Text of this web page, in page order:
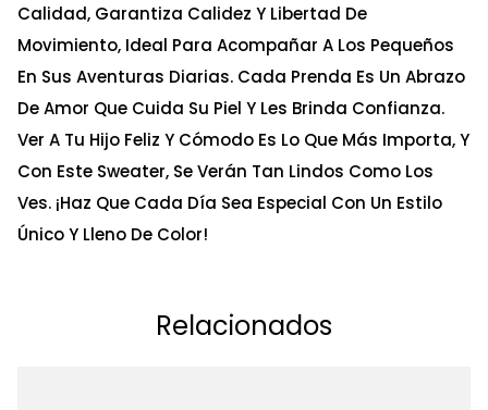
Calidad, Garantiza Calidez Y Libertad De
Movimiento, Ideal Para Acompañar A Los Pequeños
En Sus Aventuras Diarias. Cada Prenda Es Un Abrazo
De Amor Que Cuida Su Piel Y Les Brinda Confianza.
Ver A Tu Hijo Feliz Y Cómodo Es Lo Que Más Importa, Y
Con Este Sweater, Se Verán Tan Lindos Como Los
Ves. ¡Haz Que Cada Día Sea Especial Con Un Estilo
Único Y Lleno De Color!
Relacionados